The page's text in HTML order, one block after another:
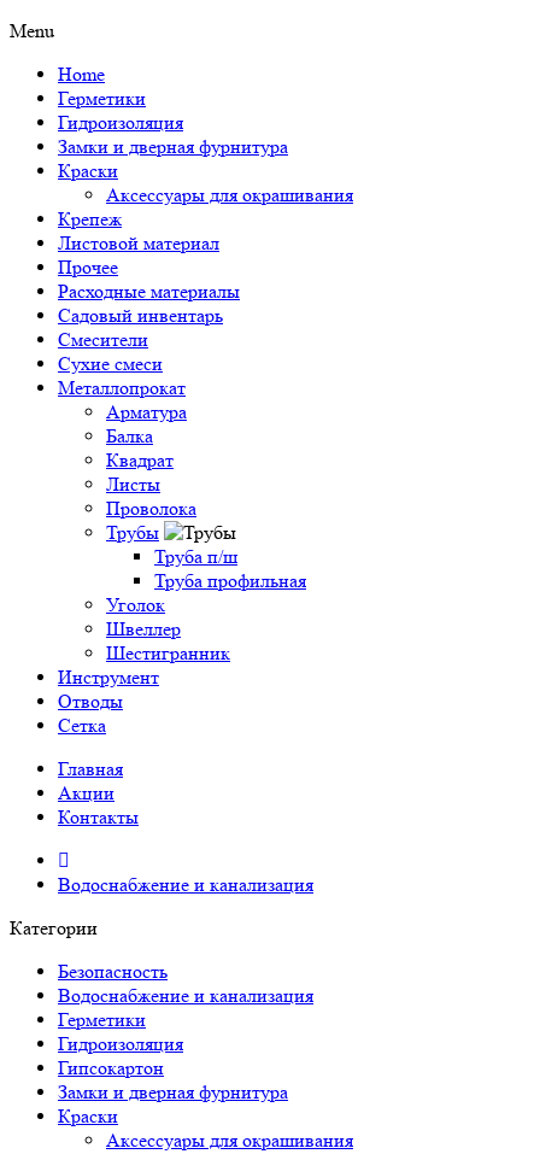
Menu
Home
Герметики
Гидроизоляция
Замки и дверная фурнитура
Краски
Аксессуары для окрашивания
Крепеж
Листовой материал
Прочее
Расходные материалы
Садовый инвентарь
Смесители
Сухие смеси
Металлопрокат
Арматура
Балка
Квадрат
Листы
Проволока
Трубы
Труба п/ш
Труба профильная
Уголок
Швеллер
Шестигранник
Инструмент
Отводы
Сетка
Главная
Акции
Контакты
Водоснабжение и канализация
Категории
Безопасность
Водоснабжение и канализация
Герметики
Гидроизоляция
Гипсокартон
Замки и дверная фурнитура
Краски
Аксессуары для окрашивания